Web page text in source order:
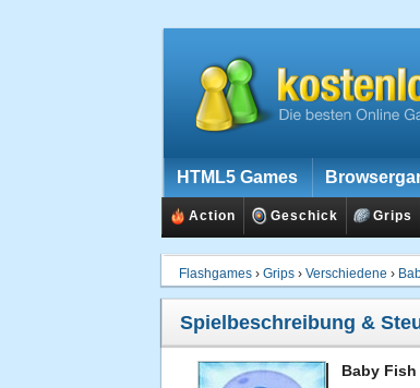
HTML5 Games
Action Geschick Grips
Flashgames › Grips › Verschiedene ›
Spielbeschreibung &
Baby